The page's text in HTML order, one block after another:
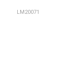
LM20071